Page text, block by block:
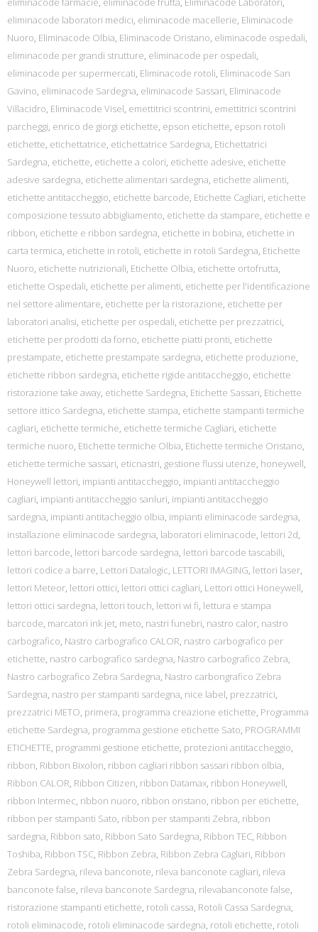
eliminacode laboratori medici, eliminacode macellerie, Eliminacode
Nuoro, Eliminacode Olbia, Eliminacode Oristano, eliminacode ospedali,
eliminacode per grandi strutture, eliminacode per ospedali,
eliminacode per supermercati, Eliminacode rotoli, Eliminacode San
Gavino, eliminacode Sardegna, eliminacode Sassari, Eliminacode
Villacidro, Eliminacode Visel, emettitrici scontrini, emettitrici scontrini
parcheggi, enrico de giorgi etichette, epson etichette, epson rotoli
etichette, etichettatrice, etichettatrice Sardegna, Etichettatrici
Sardegna, etichette, etichette a colori, etichette adesive, etichette
adesive sardegna, etichette alimentari sardegna, etichette alimenti,
etichette antitaccheggio, etichette barcode, Etichette Cagliari, etichette
composizione tessuto abbigliamento, etichette da stampare, etichette e
ribbon, etichette e ribbon sardegna, etichette in bobina, etichette in
carta termica, etichette in rotoli, etichette in rotoli Sardegna, Etichette
Nuoro, etichette nutrizionali, Etichette Olbia, etichette ortofrutta,
etichette Ospedali, etichette per alimenti, etichette per l'identificazione
nel settore alimentare, etichette per la ristorazione, etichette per
laboratori analisi, etichette per ospedali, etichette per prezzatrici,
etichette per prodotti da forno, etichette piatti pronti, etichette
prestampate, etichette prestampate sardegna, etichette produzione,
etichette ribbon sardegna, etichette rigide antitaccheggio, etichette
ristorazione take away, etichette Sardegna, Etichette Sassari, Etichette
settore ittico Sardegna, etichette stampa, etichette stampanti termiche
cagliari, etichette termiche, etichette termiche Cagliari, etichette
termiche nuoro, Etichette termiche Olbia, Etichette termiche Oristano,
etichette termiche sassari, eticnastri, gestione flussi utenze, honeywell,
Honeywell lettori, impianti antitaccheggio, impianti antitaccheggio
cagliari, impianti antitaccheggio sanluri, impianti antitaccheggio
sardegna, impianti antitacheggio olbia, impianti eliminacode sardegna,
installazione eliminacode sardegna, laboratori eliminacode, lettori 2d,
lettori barcode, lettori barcode sardegna, lettori barcode tascabili,
lettori codice a barre, Lettori Datalogic, LETTORI IMAGING, lettori laser,
lettori Meteor, lettori ottici, lettori ottici cagliari, Lettori ottici Honeywell,
lettori ottici sardegna, lettori touch, lettori wi fi, lettura e stampa
barcode, marcatori ink jet, meto, nastri funebri, nastro calor, nastro
carbografico, Nastro carbografico CALOR, nastro carbografico per
etichette, nastro carbografico sardegna, Nastro carbografico Zebra,
Nastro carbografico Zebra Sardegna, Nastro carbongrafico Zebra
Sardegna, nastro per stampanti sardegna, nice label, prezzatrici,
prezzatrici METO, primera, programma creazione etichette, Programma
etichette Sardegna, programma gestione etichette Sato, PROGRAMMI
ETICHETTE, programmi gestione etichette, protezioni antitaccheggio,
ribbon, Ribbon Bixolon, ribbon cagliari ribbon sassari ribbon olbia,
Ribbon CALOR, Ribbon Citizen, ribbon Datamax, ribbon Honeywell,
ribbon Intermec, ribbon nuoro, ribbon oristano, ribbon per etichette,
ribbon per stampanti Sato, ribbon per stampanti Zebra, ribbon
sardegna, Ribbon sato, Ribbon Sato Sardegna, Ribbon TEC, Ribbon
Toshiba, Ribbon TSC, Ribbon Zebra, Ribbon Zebra Cagliari, Ribbon
Zebra Sardegna, rileva banconote, rileva banconote cagliari, rileva
banconote false, rileva banconote Sardegna, rilevabanconote false,
ristorazione stampanti etichette, rotoli cassa, Rotoli Cassa Sardegna,
rotoli eliminacode, rotoli eliminacode sardegna, rotoli etichette, rotoli